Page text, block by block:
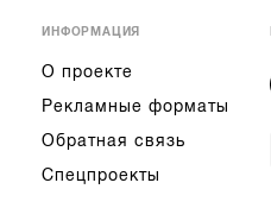
ИНФОРМАЦИЯ
О проекте
Рекламные форматы
Обратная связь
Спецпроекты